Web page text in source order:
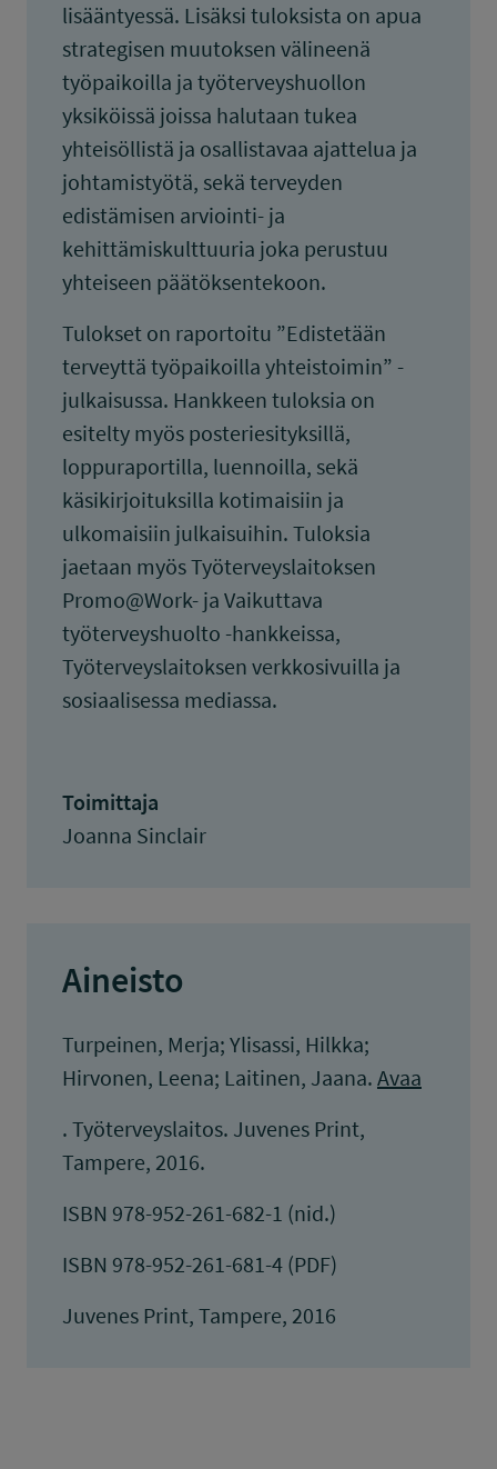
lisääntyessä. Lisäksi tuloksista on apua
strategisen muutoksen välineenä
työpaikoilla ja työterveyshuollon
yksiköissä joissa halutaan tukea
yhteisöllistä ja osallistavaa ajattelua ja
johtamistyötä, sekä terveyden
edistämisen arviointi- ja
kehittämiskulttuuria joka perustuu
yhteiseen päätöksentekoon.
Tulokset on raportoitu ”Edistetään
terveyttä työpaikoilla yhteistoimin” -
julkaisussa. Hankkeen tuloksia on
esitelty myös posteriesityksillä,
loppuraportilla, luennoilla, sekä
käsikirjoituksilla kotimaisiin ja
ulkomaisiin julkaisuihin. Tuloksia
jaetaan myös Työterveyslaitoksen
Promo@Work- ja Vaikuttava
työterveyshuolto -hankkeissa,
Työterveyslaitoksen verkkosivuilla ja
sosiaalisessa mediassa.
Toimittaja
Joanna Sinclair
Aineisto
Turpeinen, Merja; Ylisassi, Hilkka;
Hirvonen, Leena; Laitinen, Jaana. Avaa
. Työterveyslaitos. Juvenes Print,
Tampere, 2016.
ISBN 978-952-261-682-1 (nid.)
ISBN 978-952-261-681-4 (PDF)
Juvenes Print, Tampere, 2016